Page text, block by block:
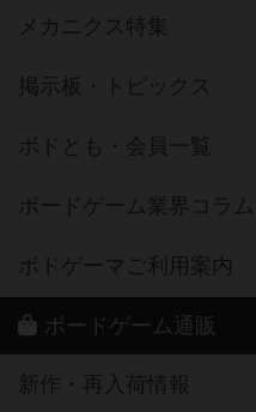
メカニクス特集
掲示板・トピックス
ボドとも・会員一覧
ボードゲーム業界コラム
ボドゲーマご利用案内
ボードゲーム通販
新作・再入荷情報